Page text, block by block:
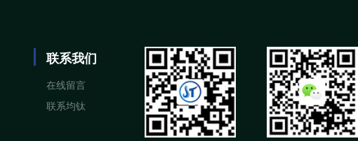
联系我们
在线留言
联系均钛